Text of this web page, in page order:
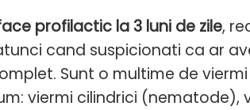
profilactic la 3 luni de zile,
cand suspicionati ca ar
Sunt o multime de
viermi cilindrici (nematode),